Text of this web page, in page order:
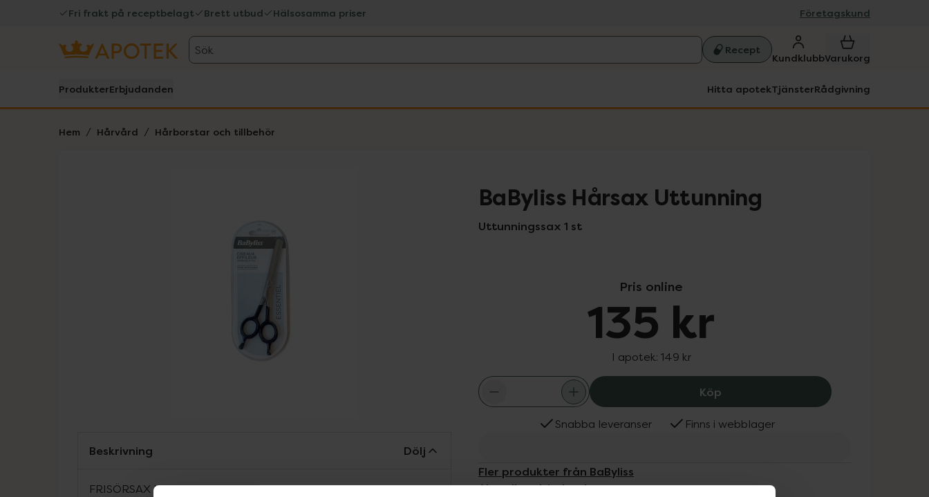
Fri frakt på receptbelagt Brett utbud Hälsosamma priser Företagskund
Sök Recept
KundklubbVarukorg
ProdukterErbjudanden Hitta apotekTjänsterRådgivning
Hem Hårvård Hårborstar och tillbehör
BaByliss Hårsax Uttunning
Uttunningssax 1 st
Pris online
135 kr
I apotek: 149 kr
Köp BaByliss Hårsax Uttunning, 135 kr.
Snabba leveranser Finns i webblager
Fler produkter från BaByliss
Aktuella erbjudanden
Beskrivning Dölj
FRISÖRSAX UTTUNNING - BaByliss professionella